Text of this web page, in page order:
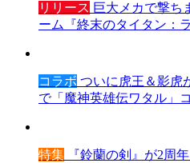
リリース 巨大メカで撃ち
ーム『終末のタイタン：
コラボ ついに虎王＆影虎
で「魔神英雄伝ワタル」
特集 『鈴蘭の剣』が2周